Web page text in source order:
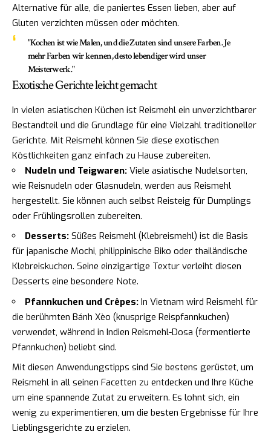
Alternative für alle, die paniertes Essen lieben, aber auf
Gluten verzichten müssen oder möchten.
"Kochen ist wie Malen, und die Zutaten sind unsere Farben. Je
mehr Farben wir kennen, desto lebendiger wird unser
Meisterwerk."
Exotische Gerichte leicht gemacht
In vielen asiatischen Küchen ist Reismehl ein unverzichtbarer
Bestandteil und die Grundlage für eine Vielzahl traditioneller
Gerichte. Mit Reismehl können Sie diese exotischen
Köstlichkeiten ganz einfach zu Hause zubereiten.
Nudeln und Teigwaren: Viele asiatische Nudelsorten,
wie Reisnudeln oder Glasnudeln, werden aus Reismehl
hergestellt. Sie können auch selbst Reisteig für Dumplings
oder Frühlingsrollen zubereiten.
Desserts: Süßes Reismehl (Klebreismehl) ist die Basis
für japanische Mochi, philippinische Biko oder thailändische
Klebreiskuchen. Seine einzigartige Textur verleiht diesen
Desserts eine besondere Note.
Pfannkuchen und Crêpes: In Vietnam wird Reismehl für
die berühmten Bánh Xèo (knusprige Reispfannkuchen)
verwendet, während in Indien Reismehl-Dosa (fermentierte
Pfannkuchen) beliebt sind.
Mit diesen Anwendungstipps sind Sie bestens gerüstet, um
Reismehl in all seinen Facetten zu entdecken und Ihre Küche
um eine spannende Zutat zu erweitern. Es lohnt sich, ein
wenig zu experimentieren, um die besten Ergebnisse für Ihre
Lieblingsgerichte zu erzielen.